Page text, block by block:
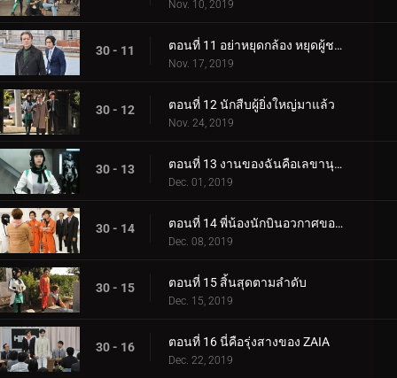
Nov. 10, 2019
30 - 11 ตอนที่ 11 อย่าหยุดกล้อง หยุดผู้ชายคนนั้นซะ!
Nov. 17, 2019
30 - 12 ตอนที่ 12 นักสืบผู้ยิ่งใหญ่มาแล้ว
Nov. 24, 2019
30 - 13 ตอนที่ 13 งานของฉันคือเลขานุการของประธานาธิบดี
Dec. 01, 2019
30 - 14 ตอนที่ 14 พี่น้องนักบินอวกาศของเรา!
Dec. 08, 2019
30 - 15 ตอนที่ 15 สิ้นสุดตามลำดับ
Dec. 15, 2019
30 - 16 ตอนที่ 16 นี่คือรุ่งสางของ ZAIA
Dec. 22, 2019